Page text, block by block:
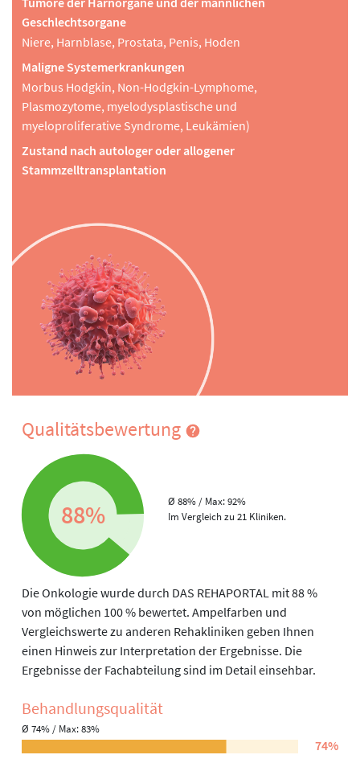
Geschlechtsorgane
Niere, Harnblase, Prostata, Penis, Hoden
Maligne Systemerkrankungen
Morbus Hodgkin, Non-Hodgkin-Lymphome,
Plasmozytome, myelodysplastische und
myeloproliferative Syndrome, Leukämien)
Zustand nach autologer oder allogener
Stammzelltransplantation
Qualitätsbewertung
88%
Ø 88% / Max: 92%
Im Vergleich zu 21 Kliniken.
Die Onkologie wurde durch DAS REHAPORTAL mit 88 %
von möglichen 100 % bewertet. Ampelfarben und
Vergleichswerte zu anderen Rehakliniken geben Ihnen
einen Hinweis zur Interpretation der Ergebnisse. Die
Ergebnisse der Fachabteilung sind im Detail einsehbar.
Behandlungs­qualität
Ø 74% / Max: 83%
74%